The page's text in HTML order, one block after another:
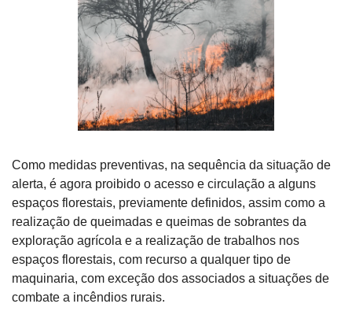
Como medidas preventivas, na sequência da situação de
alerta, é agora proibido o acesso e circulação a alguns
espaços florestais, previamente definidos, assim como a
realização de queimadas e queimas de sobrantes da
exploração agrícola e a realização de trabalhos nos
espaços florestais, com recurso a qualquer tipo de
maquinaria, com exceção dos associados a situações de
combate a incêndios rurais.